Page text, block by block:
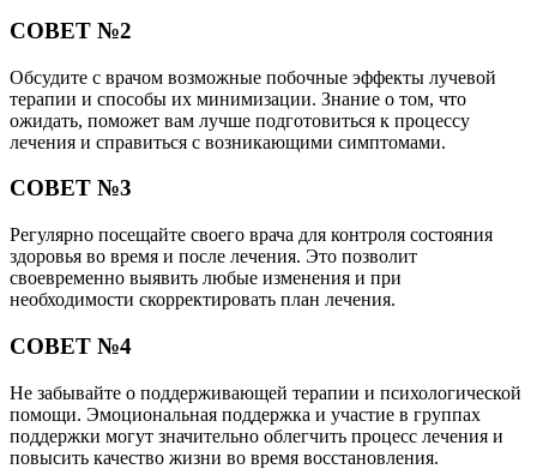
СОВЕТ №2
Обсудите с врачом возможные побочные эффекты лучевой
терапии и способы их минимизации. Знание о том, что
ожидать, поможет вам лучше подготовиться к процессу
лечения и справиться с возникающими симптомами.
СОВЕТ №3
Регулярно посещайте своего врача для контроля состояния
здоровья во время и после лечения. Это позволит
своевременно выявить любые изменения и при
необходимости скорректировать план лечения.
СОВЕТ №4
Не забывайте о поддерживающей терапии и психологической
помощи. Эмоциональная поддержка и участие в группах
поддержки могут значительно облегчить процесс лечения и
повысить качество жизни во время восстановления.